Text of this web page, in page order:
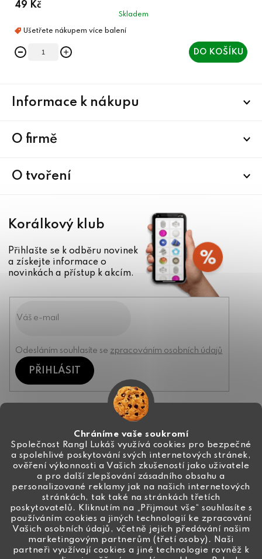
Chráníme vaše soukromí
Společnost Rangl Lukáš využívá cookies pro bezpečné
a spolehlivé poskytování svých internetových stránek,
ověření výkonnosti a Vašich zkušeností jako uživatele
a pro další zlepšování zásadního obsahu a
personalizované reklamy jak na našich internetových
stránkách, tak také na stránkách třetích
poskytovatelů. Kliknutím na „Přijmout vše“ souhlasíte s
používáním cookies a jiných technologií ke zpracování
Vašich osobních údajů, včetně jejich předávání našim
marketingovým partnerům (třetí osoby). Naši
partneři využívají cookies a jiné technologie rovněž k
49 Kč
Skladem
DO KOŠÍKU
Informace k nákupu
O firmě
O tvoření
Korálkový klub
Přihlašte se k odběru novinek
a získejte informace o
novinkách a přístup k akcím.
Odesláním souhlasíte se zpracováním osobních údajů
PŘIHLÁSIT
info@ceske-koralky.cz
+420 774 444 191